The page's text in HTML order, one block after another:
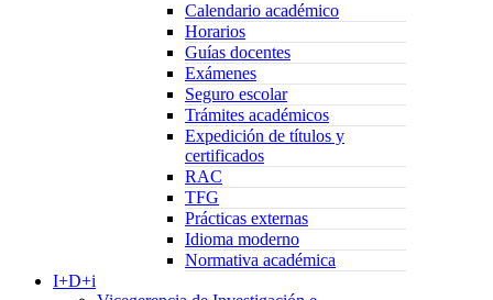
Calendario académico
Horarios
Guías docentes
Exámenes
Seguro escolar
Trámites académicos
Expedición de títulos y
certificados
RAC
TFG
Prácticas externas
Idioma moderno
Normativa académica
I+D+i